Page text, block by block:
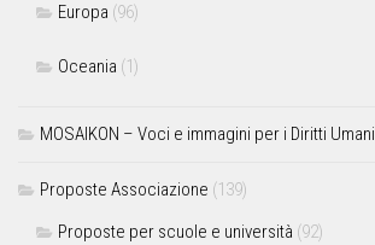
Europa (96)
Oceania (1)
MOSAIKON – Voci e immagini per i Diritti Umani
Proposte Associazione (139)
Proposte per scuole e università (92)